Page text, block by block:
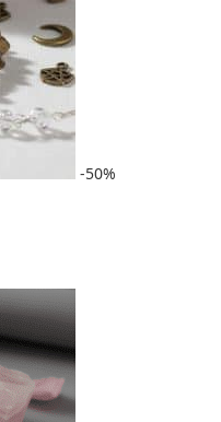
-50%